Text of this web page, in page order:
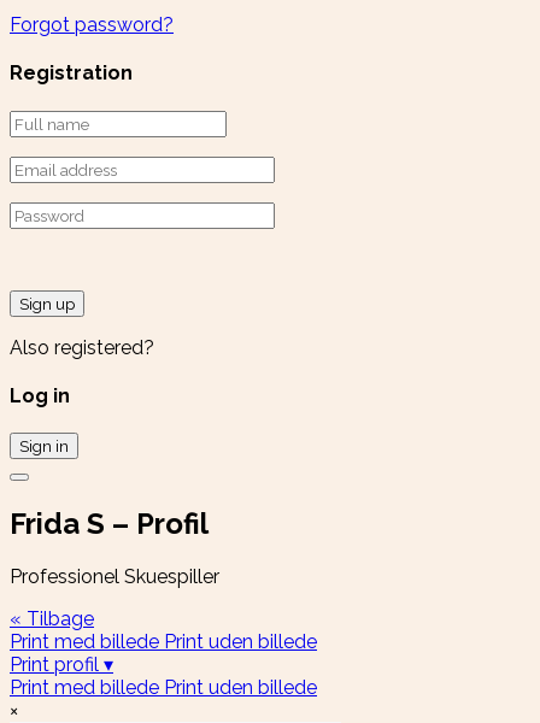
Forgot password?
Registration
Sign up
Also registered?
Log in
Sign in
Frida S – Profil
Professionel Skuespiller
« Tilbage
Print med billede Print uden billede
Print profil ▾
Print med billede Print uden billede
×